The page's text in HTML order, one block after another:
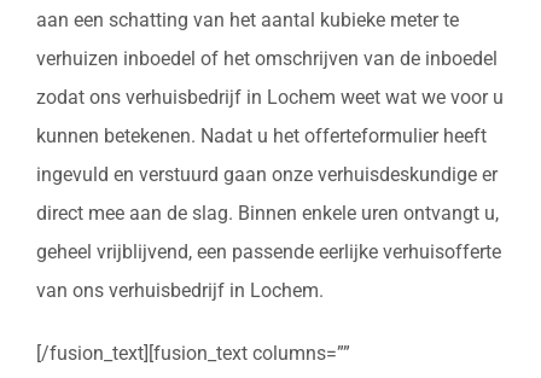
aan een schatting van het aantal kubieke meter te
verhuizen inboedel of het omschrijven van de inboedel
zodat ons verhuisbedrijf in Lochem weet wat we voor u
kunnen betekenen. Nadat u het offerteformulier heeft
ingevuld en verstuurd gaan onze verhuisdeskundige er
direct mee aan de slag. Binnen enkele uren ontvangt u,
geheel vrijblijvend, een passende eerlijke verhuisofferte
van ons verhuisbedrijf in Lochem.
[/fusion_text][fusion_text columns=””